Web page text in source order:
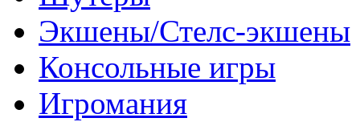
Экшены/Стелс-экшены
Консольные игры
Игромания